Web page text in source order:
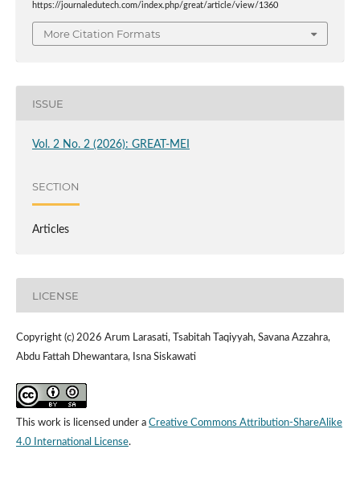
https://journaledutech.com/index.php/great/article/view/1360
More Citation Formats
ISSUE
Vol. 2 No. 2 (2026): GREAT-MEI
SECTION
Articles
LICENSE
Copyright (c) 2026 Arum Larasati, Tsabitah Taqiyyah, Savana Azzahra,
Abdu Fattah Dhewantara, Isna Siskawati
This work is licensed under a Creative Commons Attribution-ShareAlike
4.0 International License.